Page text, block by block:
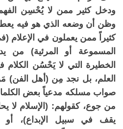
ودخل كثير ممن لا يُحْسِن الفهم
وظن أن وضعه الذي هو فيه
كثيراً ممن يعملون في الإعلام
المسموعة أو المرئية) من
الخطيرة التي لا يَحْسُن الكلام
العلم، بل نجد مِن (أهل الفن)
صواب مسلكه مدعياً بعض
من جوع، كقولهم: (الإسلام لا
يقف في سبيل الإبداع)، أو